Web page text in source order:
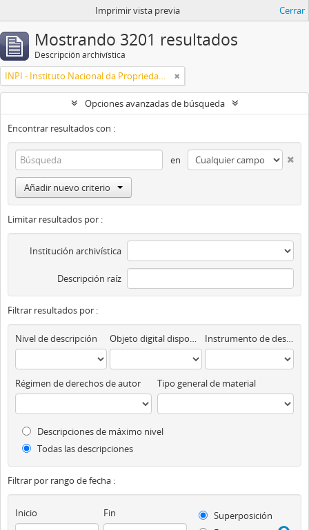
Imprimir vista previa Cerrar
Mostrando 3201 resultados
Descripción archivística
INPI - Instituto Nacional da Propriedade Industrial
Opciones avanzadas de búsqueda
Encontrar resultados con :
en
Añadir nuevo criterio
Limitar resultados por :
Institución archivística
Descripción raíz
Filtrar resultados por :
Nivel de descripción Objeto digital disponibles Instrumento de descripción
Régimen de derechos de autor Tipo general de material
Descripciones de máximo nivel
Todas las descripciones
Filtrar por rango de fecha :
Inicio Fin
Superposición